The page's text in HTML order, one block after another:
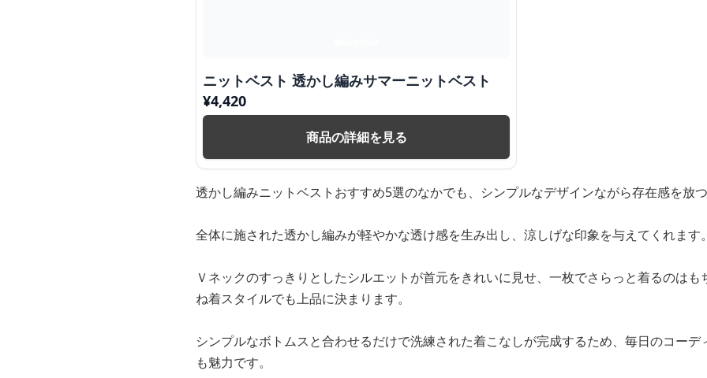
ニットベスト 透かし編みサマーニットベスト
¥4,420
商品の詳細を見る
透かし編みニットベストおすすめ5選のなかでも、シンプルなデザインながら存在感を放つ
全体に施された透かし編みが軽やかな透け感を生み出し、涼しげな印象を与えてくれます。
Ｖネックのすっきりとしたシルエットが首元をきれいに見せ、一枚でさらっと着るのは
ね着スタイルでも上品に決まります。
シンプルなボトムスと合わせるだけで洗練された着こなしが完成するため、毎日のコー
も魅力です。